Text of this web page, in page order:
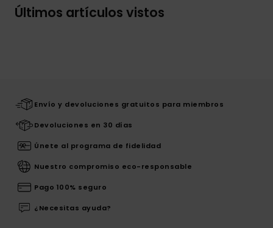
Últimos artículos vistos
Envío y devoluciones gratuitos para miembros
Devoluciones en 30 días
Únete al programa de fidelidad
Nuestro compromiso eco-responsable
Pago 100% seguro
¿Necesitas ayuda?